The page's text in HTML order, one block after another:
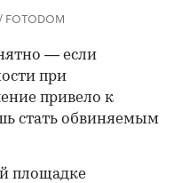
— если
при
привело к
стать обвиняемым
площадке